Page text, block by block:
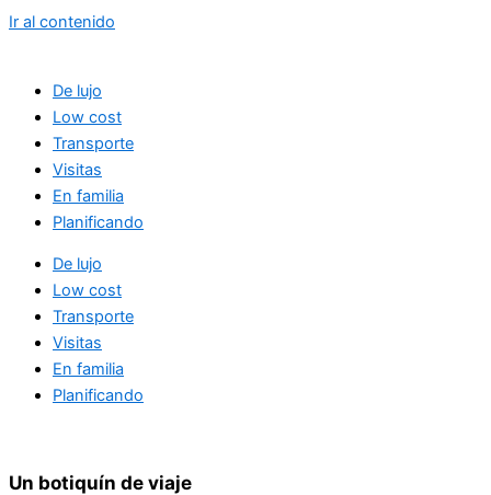
Ir al contenido
De lujo
Low cost
Transporte
Visitas
En familia
Planificando
De lujo
Low cost
Transporte
Visitas
En familia
Planificando
Un botiquín de viaje